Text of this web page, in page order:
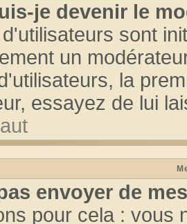
je devenir le
sont
un
la
essayez de lui
envoyer de
pour cela : vous